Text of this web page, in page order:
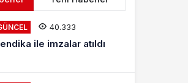
40.333
ile imzalar atıldı